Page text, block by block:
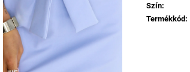
Szín:
Termékkód: